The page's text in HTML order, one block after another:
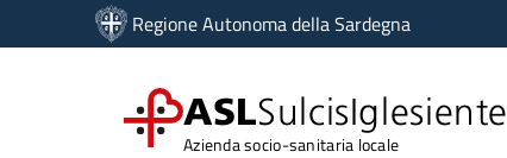
Vai ai contenuti
Vai al menu di navigazione
Regione Autonoma della Sardegna
ASLSulcisIglesiente
Azienda socio-sanitaria locale